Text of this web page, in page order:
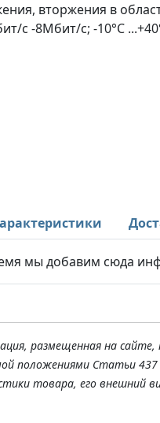
вторжения в
с -8Мбит/с; -10°C
мы добавим сюда
размещенная на
положениями Статьи
товара, его внешний